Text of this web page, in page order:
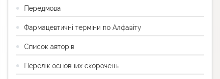
Передмова
Фармацевтичні терміни по Алфавіту
Список авторів
Перелік основних скорочень